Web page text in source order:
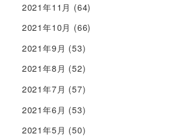
2021年11月 (64)
2021年10月 (66)
2021年9月 (53)
2021年8月 (52)
2021年7月 (57)
2021年6月 (53)
2021年5月 (50)